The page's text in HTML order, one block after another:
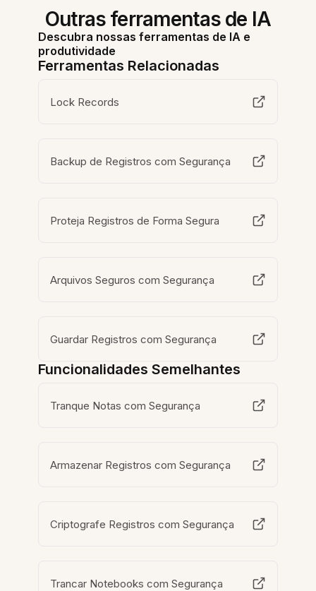
Outras ferramentas de IA
Descubra nossas ferramentas de IA e
produtividade
Ferramentas Relacionadas
Lock Records
Backup de Registros com Segurança
Proteja Registros de Forma Segura
Arquivos Seguros com Segurança
Guardar Registros com Segurança
Funcionalidades Semelhantes
Tranque Notas com Segurança
Armazenar Registros com Segurança
Criptografe Registros com Segurança
Trancar Notebooks com Segurança